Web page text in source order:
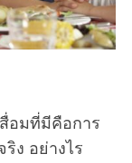
อมที่มีคือการ
ง อย่างไร